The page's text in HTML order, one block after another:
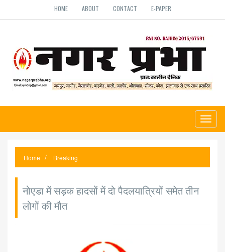
HOME ABOUT CONTACT E-PAPER
Home Breaking
नोएडा में सड़क हादसों में दो पैदलयात्रियों समेत तीन
लोगों की मौत